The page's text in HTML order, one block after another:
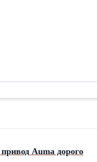
Auma дорого